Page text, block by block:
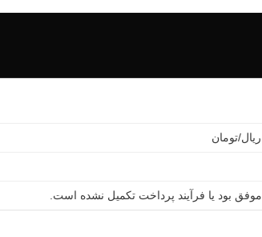
تومان
بود یا فرآیند پرداخت تکمیل نشده است.